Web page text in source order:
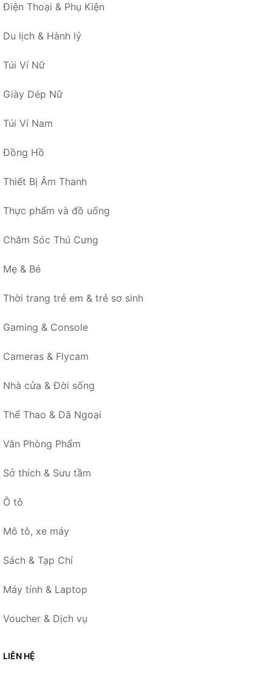
Điện Thoại & Phụ Kiện
Du lịch & Hành lý
Túi Ví Nữ
Giày Dép Nữ
Túi Ví Nam
Đồng Hồ
Thiết Bị Âm Thanh
Thực phẩm và đồ uống
Chăm Sóc Thú Cưng
Mẹ & Bé
Thời trang trẻ em & trẻ sơ sinh
Gaming & Console
Cameras & Flycam
Nhà cửa & Đời sống
Thể Thao & Dã Ngoại
Văn Phòng Phẩm
Sở thích & Sưu tầm
Ô tô
Mô tô, xe máy
Sách & Tạp Chí
Máy tính & Laptop
Voucher & Dịch vụ
LIÊN HỆ